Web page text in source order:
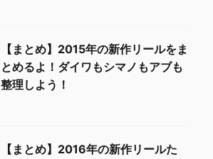
【まとめ】2015年の新作リールをま
とめるよ！ダイワもシマノもアブも
整理しよう！
【まとめ】2016年の新作リールた